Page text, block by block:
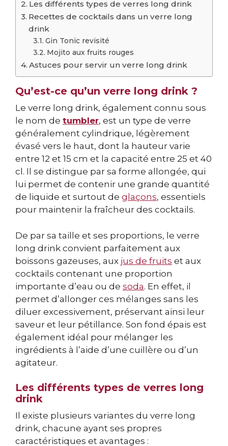
Les différents types de verres long drink
Recettes de cocktails dans un verre long
drink
Gin Tonic revisité
Mojito aux fruits rouges
Astuces pour servir un verre long drink
Qu’est-ce qu’un verre long drink ?
Le verre long drink, également connu sous
le nom de tumbler, est un type de verre
généralement cylindrique, légèrement
évasé vers le haut, dont la hauteur varie
entre 12 et 15 cm et la capacité entre 25 et 40
cl. Il se distingue par sa forme allongée, qui
lui permet de contenir une grande quantité
de liquide et surtout de glaçons, essentiels
pour maintenir la fraîcheur des cocktails.
De par sa taille et ses proportions, le verre
long drink convient parfaitement aux
boissons gazeuses, aux jus de fruits et aux
cocktails contenant une proportion
importante d’eau ou de soda. En effet, il
permet d’allonger ces mélanges sans les
diluer excessivement, préservant ainsi leur
saveur et leur pétillance. Son fond épais est
également idéal pour mélanger les
ingrédients à l’aide d’une cuillère ou d’un
agitateur.
Les différents types de verres long
drink
Il existe plusieurs variantes du verre long
drink, chacune ayant ses propres
caractéristiques et avantages :